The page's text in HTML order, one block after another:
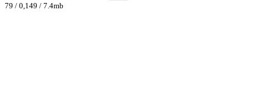
79 / 0,149 / 7.4mb